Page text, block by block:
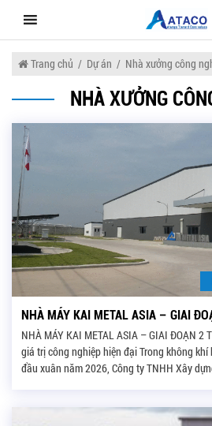
content
Trang chủ / Dự án / Nhà xưởng công
NHÀ XƯỞNG
NHÀ MÁY KAI METAL ASIA – GIAI
NHÀ MÁY KAI METAL ASIA – GIAI ĐOẠN 2
giá trị công nghiệp hiện đại Trong không
đầu xuân năm 2026, Công ty TNHH Xây